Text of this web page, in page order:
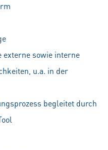
sowie interne
u.a. in der
begleitet durch